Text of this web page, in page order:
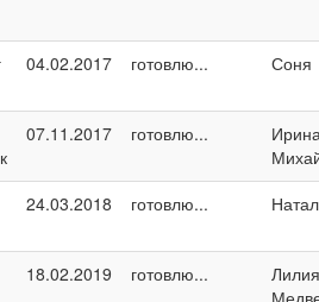
04.02.2017 готовлю... Соня
07.11.2017 готовлю...
24.03.2018 готовлю...
18.02.2019 готовлю...
Лилия